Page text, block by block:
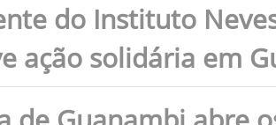
do Instituto
ação solidária em